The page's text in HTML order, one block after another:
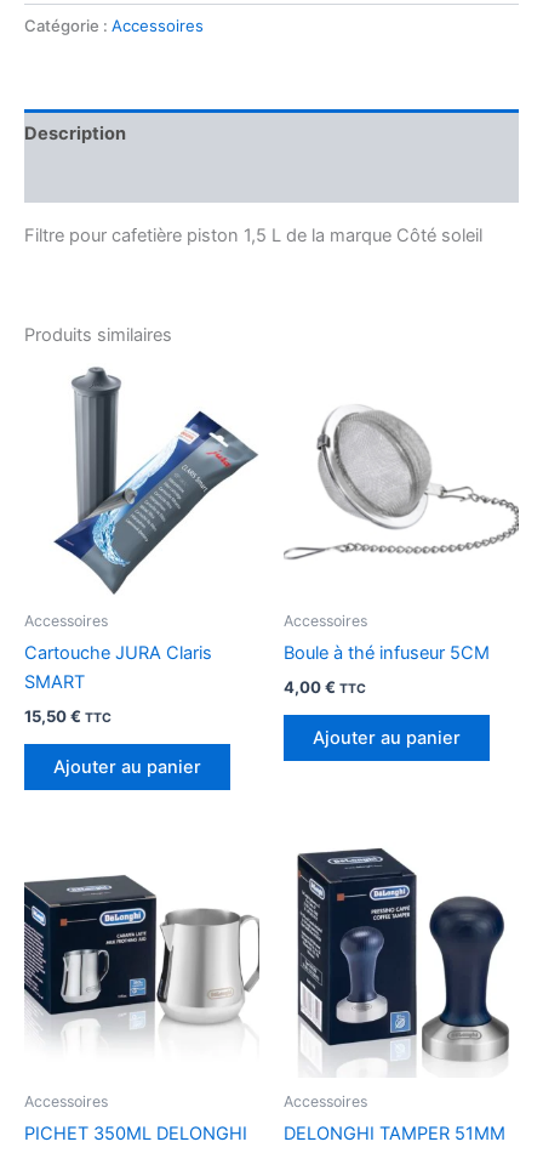
1,5L
Catégorie : Accessoires
Description
Filtre pour cafetière piston 1,5 L de la marque Côté soleil
Produits similaires
Accessoires
Cartouche JURA Claris
SMART
15,50€ TTC
Ajouter au panier
Accessoires
Boule à thé infuseur 5CM
4,00€ TTC
Ajouter au panier
Accessoires
PICHET 350ML DELONGHI
Accessoires
DELONGHI TAMPER 51MM